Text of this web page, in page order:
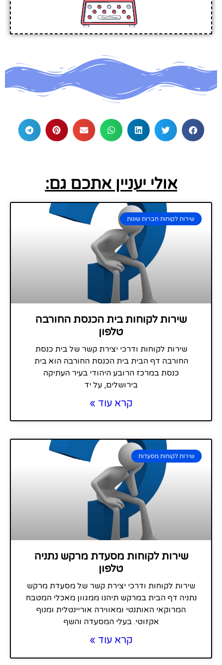
אולי יעניין אתכם גם:
שירות לקוחות חברות שונות
שירות לקוחות בית הכנסת החורבה
טלפון
שירות לקוחות ודרכי יצירת קשר של בית כנסת
החורבה דף הבית בית הכנסת החורבה הוא בית
כנסת במרכז הרובע היהודי בעיר העתיקה
בירושלים, על יד
קרא עוד »
שירות לקוחות מסעדות
שירות לקוחות מסעדת מרקש נתניה
טלפון
שירות לקוחות ודרכי יצירת קשר של מסעדת מרקש
נתניה דף הבית במרקש תיהנו ממגוון מאכלי המטבח
המרוקאי האותנטי ומאווירה אוריינטלית ומנוף
אקזוטי. בעלי המסעדה והשף
קרא עוד »